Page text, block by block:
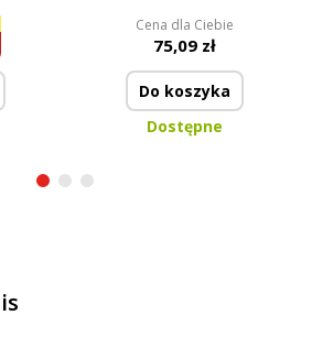
+
|
INCLUSIVE | 115 myć
Cena dla Ciebie
75,09 zł
Do koszyka
Dostępne